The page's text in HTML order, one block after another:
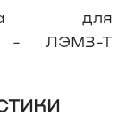
для
- ЛЭМЗ-Т